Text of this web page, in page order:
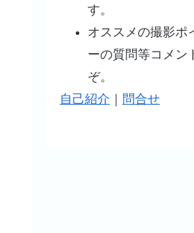
す。
オススメの撮影ポ
ーの質問等コメン
ぞ。
自己紹介
問合せ